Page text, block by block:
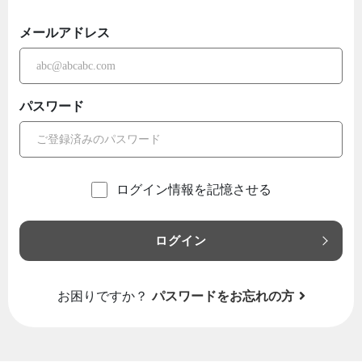
メールアドレス
パスワード
ログイン情報を記憶させる
ログイン
お困りですか？ パスワードをお忘れの方